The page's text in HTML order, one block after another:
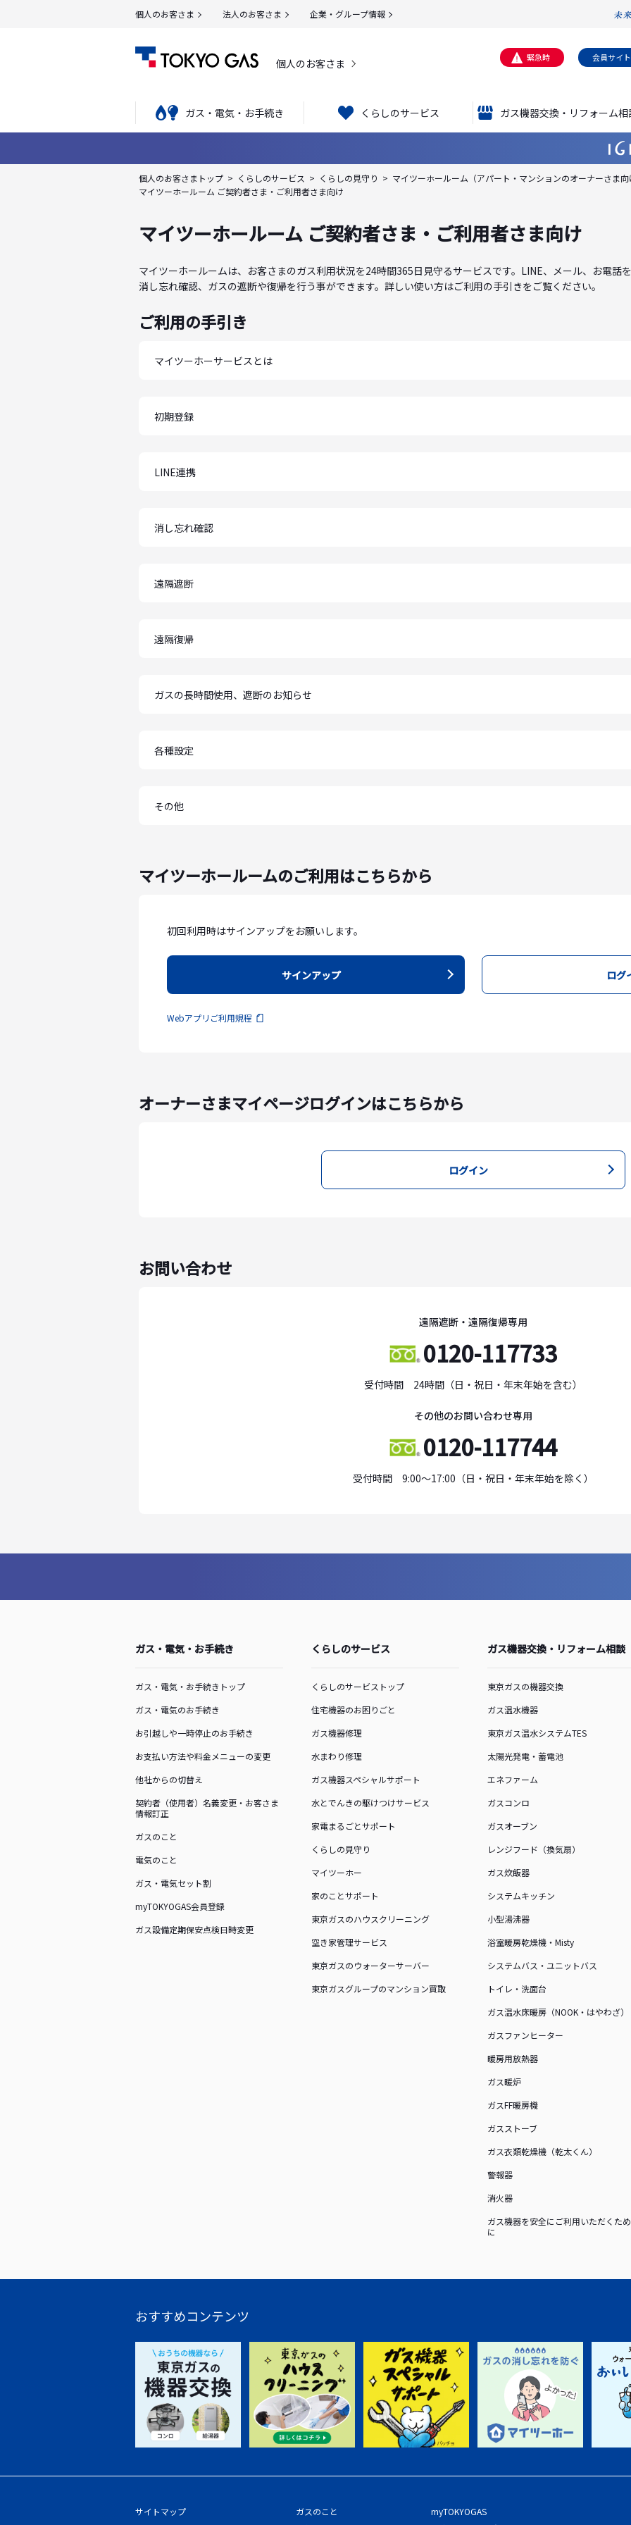
個人のお客さま 法人のお客さま 企業・グループ情報
個人のお客さま 緊急時 会員サイト
ガス・電気・お手続き くらしのサービス ガス機器交換・リフォーム相
個人のお客さまトップ くらしのサービス くらしの見守り
マイツーホールーム（アパート・マンションのオーナーさま
マイツーホールーム ご契約者さま・ご利用者さま向け
マイツーホールーム ご契約者さま・ご利用者さま向け
マイツーホールームは、お客さまのガス利用状況を24時間365日見守るサービスです。LINE、メール、お電話
消し忘れ確認、ガスの遮断や復帰を行う事ができます。詳しい使い方はご利用の手引きをご覧ください。
ご利用の手引き
マイツーホーサービスとは
初期登録
LINE連携
消し忘れ確認
遠隔遮断
遠隔復帰
ガスの長時間使用、遮断のお知らせ
各種設定
その他
マイツーホールームのご利用はこちらから
初回利用時はサインアップをお願いします。
サインアップ ログ
Webアプリご利用規程
オーナーさまマイページログインはこちらから
ログイン
お問い合わせ
遠隔遮断・遠隔復帰専用
0120-117733
受付時間 24時間（日・祝日・年末年始を含む）
その他のお問い合わせ専用
0120-117744
受付時間 9:00～17:00（日・祝日・年末年始を除く）
ガス・電気・お手続き
ガス・電気・お手続きトップ
ガス・電気のお手続き
お引越しや一時停止のお手続き
お支払い方法や料金メニューの変更
他社からの切替え
契約者（使用者）名義変更・お客さま
情報訂正
ガスのこと
電気のこと
ガス・電気セット割
myTOKYOGAS会員登録
ガス設備定期保安点検日時変更
くらしのサービス
くらしのサービストップ
住宅機器のお困りごと
ガス機器修理
水まわり修理
ガス機器スペシャルサポート
水とでんきの駆けつけサービス
家電まるごとサポート
くらしの見守り
マイツーホー
家のことサポート
東京ガスのハウスクリーニング
空き家管理サービス
東京ガスのウォーターサーバー
東京ガスグループのマンション買取
ガス機器交換・リフォーム相談
東京ガスの機器交換
ガス温水機器
東京ガス温水システムTES
太陽光発電・蓄電池
エネファーム
ガスコンロ
ガスオーブン
レンジフード（換気扇）
ガス炊飯器
システムキッチン
小型湯沸器
浴室暖房乾燥機・Misty
システムバス・ユニットバス
トイレ・洗面台
ガス温水床暖房（NOOK・はやわざ）
ガスファンヒーター
暖房用放熱器
ガス暖炉
ガスFF暖房機
ガスストーブ
ガス衣類乾燥機（乾太くん）
警報器
消火器
ガス機器を安全にご利用いただくため
に
おすすめコンテンツ
サイトマップ
ガスのこと
myTOKYOGAS